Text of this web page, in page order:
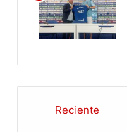
Reciente